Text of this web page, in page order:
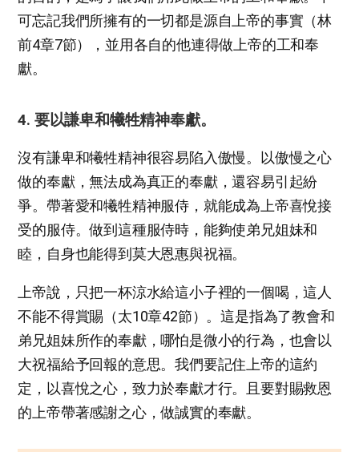
可忘記我們所擁有的一切都是源自上帝的事實（林
前4章7節），並用各自的他連得做上帝的工和奉
獻。
4. 要以謙卑和犧牲精神奉獻。
沒有謙卑和犧牲精神很容易陷入傲慢。以傲慢之心
做的奉獻，無法成為真正的奉獻，還容易引起紛
爭。帶著愛和犧牲精神服侍，就能成為上帝喜悅接
受的服侍。做到這種服侍時，能夠使弟兄姐妹和
睦，自身也能得到莫大恩惠與祝福。
上帝說，只把一杯涼水給這小子裡的一個喝，這人
不能不得賞賜（太10章42節）。這是指為了教會和
弟兄姐妹所作的奉獻，哪怕是微小的行為，也會以
大祝福給予回報的意思。我們要記住上帝的這約
定，以喜悅之心，致力於奉獻才行。且要對賜救恩
的上帝帶著感謝之心，做誠實的奉獻。